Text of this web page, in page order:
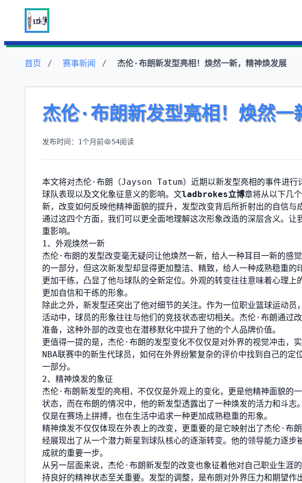
首页 赛事新闻 杰伦·布朗新发型亮相！焕然一新，精神焕发展
杰伦·布朗新发型亮相！焕然一
发布时间：1个月前 54阅读
本文将对杰伦·布朗（Jayson Tatum）近期以新发型亮相的事件进行
球队表现以及文化象征意义的影响。文ladbrokes立博章将从以下几
新，改变如何反映他精神面貌的提升，发型改变背后所折射出的自信与
通过这四个方面，我们可以更全面地理解这次形象改造的深层含义。
重影响。
1、外观焕然一新
杰伦·布朗的发型改变毫无疑问让他焕然一新，给人一种耳目一新的感
的一部分，但这次新发型却显得更加整洁、精致，给人一种成熟稳重
更加干练，凸显了他与球队的全新定位。外观的转变往往意味着心理
更加自信和干练的形象。
除此之外，新发型还突出了他对细节的关注。作为一位职业篮球运动
活动中，球员的形象往往与他们的竞技状态密切相关。杰伦·布朗通过
准备，这种外部的改变也在潜移默化中提升了他的个人品牌价值。
更值得一提的是，杰伦·布朗的发型变化不仅仅是对外界的视觉冲击，
NBA联赛中的新生代球员，如何在外界纷繁复杂的评价中找到自己的
一部分。
2、精神焕发的象征
杰伦·布朗新发型的亮相，不仅仅是外观上的变化，更是他精神面貌的
状态，而在布朗的情况中，他的新发型透露出了一种焕发的活力和斗
仅是在赛场上拼搏，也在生活中追求一种更加成熟稳重的形象。
精神焕发不仅仅体现在外表上的改变，更重要的是它映射出了杰伦·布
经展现出了从一个潜力新星到球队核心的逐渐转变。他的领导能力逐
成就的重要一步。
从另一层面来说，杰伦·布朗新发型的改变也象征着他对自己职业生涯
持良好的精神状态至关重要。发型的调整，是布朗对外界压力和期望作